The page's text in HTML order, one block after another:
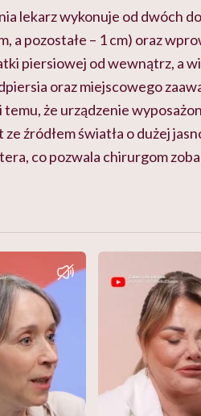
lekarz wykonuje od dwóch
a pozostałe – 1 cm) oraz
piersiowej od wewnątrz, a
oraz miejscowego
temu, że urządzenie
ze źródłem światła o dużej
co pozwala chirurgom